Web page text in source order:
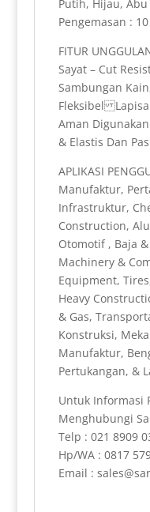
Putih, Hijau,
Pengemasan :
FITUR
Sayat – Cut
Sambungan
Fleksibel
Aman
& Elastis Dan
APLIKASI
Manufaktur,
Infrastruktur,
Construction,
Otomotif , Baja
Machinery &
Equipment,
Heavy
& Gas,
Konstruksi,
Manufaktur,
Pertukangan, &
Untuk Informasi
Menghubungi
Telp : 021 8909
Hp/WA : 0817
Email :